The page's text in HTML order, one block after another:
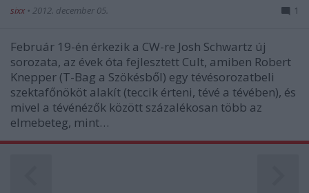
sixx • 2012. december 05. 1
Február 19-én érkezik a CW-re Josh Schwartz új
sorozata, az évek óta fejlesztett Cult, amiben Robert
Knepper (T-Bag a Szökésből) egy tévésorozatbeli
szektafőnököt alakít (teccik érteni, tévé a tévében), és
mivel a tévénézők között százalékosan több az
elmebeteg, mint…